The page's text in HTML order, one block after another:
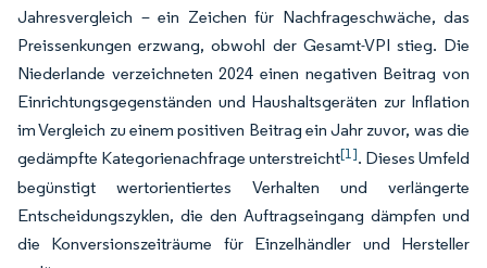
Jahresvergleich – ein Zeichen für Nachfrageschwäche, das
Preissenkungen erzwang, obwohl der Gesamt-VPI stieg. Die
Niederlande verzeichneten 2024 einen negativen Beitrag von
Einrichtungsgegenständen und Haushaltsgeräten zur Inflation
im Vergleich zu einem positiven Beitrag ein Jahr zuvor, was die
gedämpfte Kategorienachfrage unterstreicht[1]. Dieses Umfeld
begünstigt wertorientiertes Verhalten und verlängerte
Entscheidungszyklen, die den Auftragseingang dämpfen und
die Konversionszeiträume für Einzelhändler und Hersteller